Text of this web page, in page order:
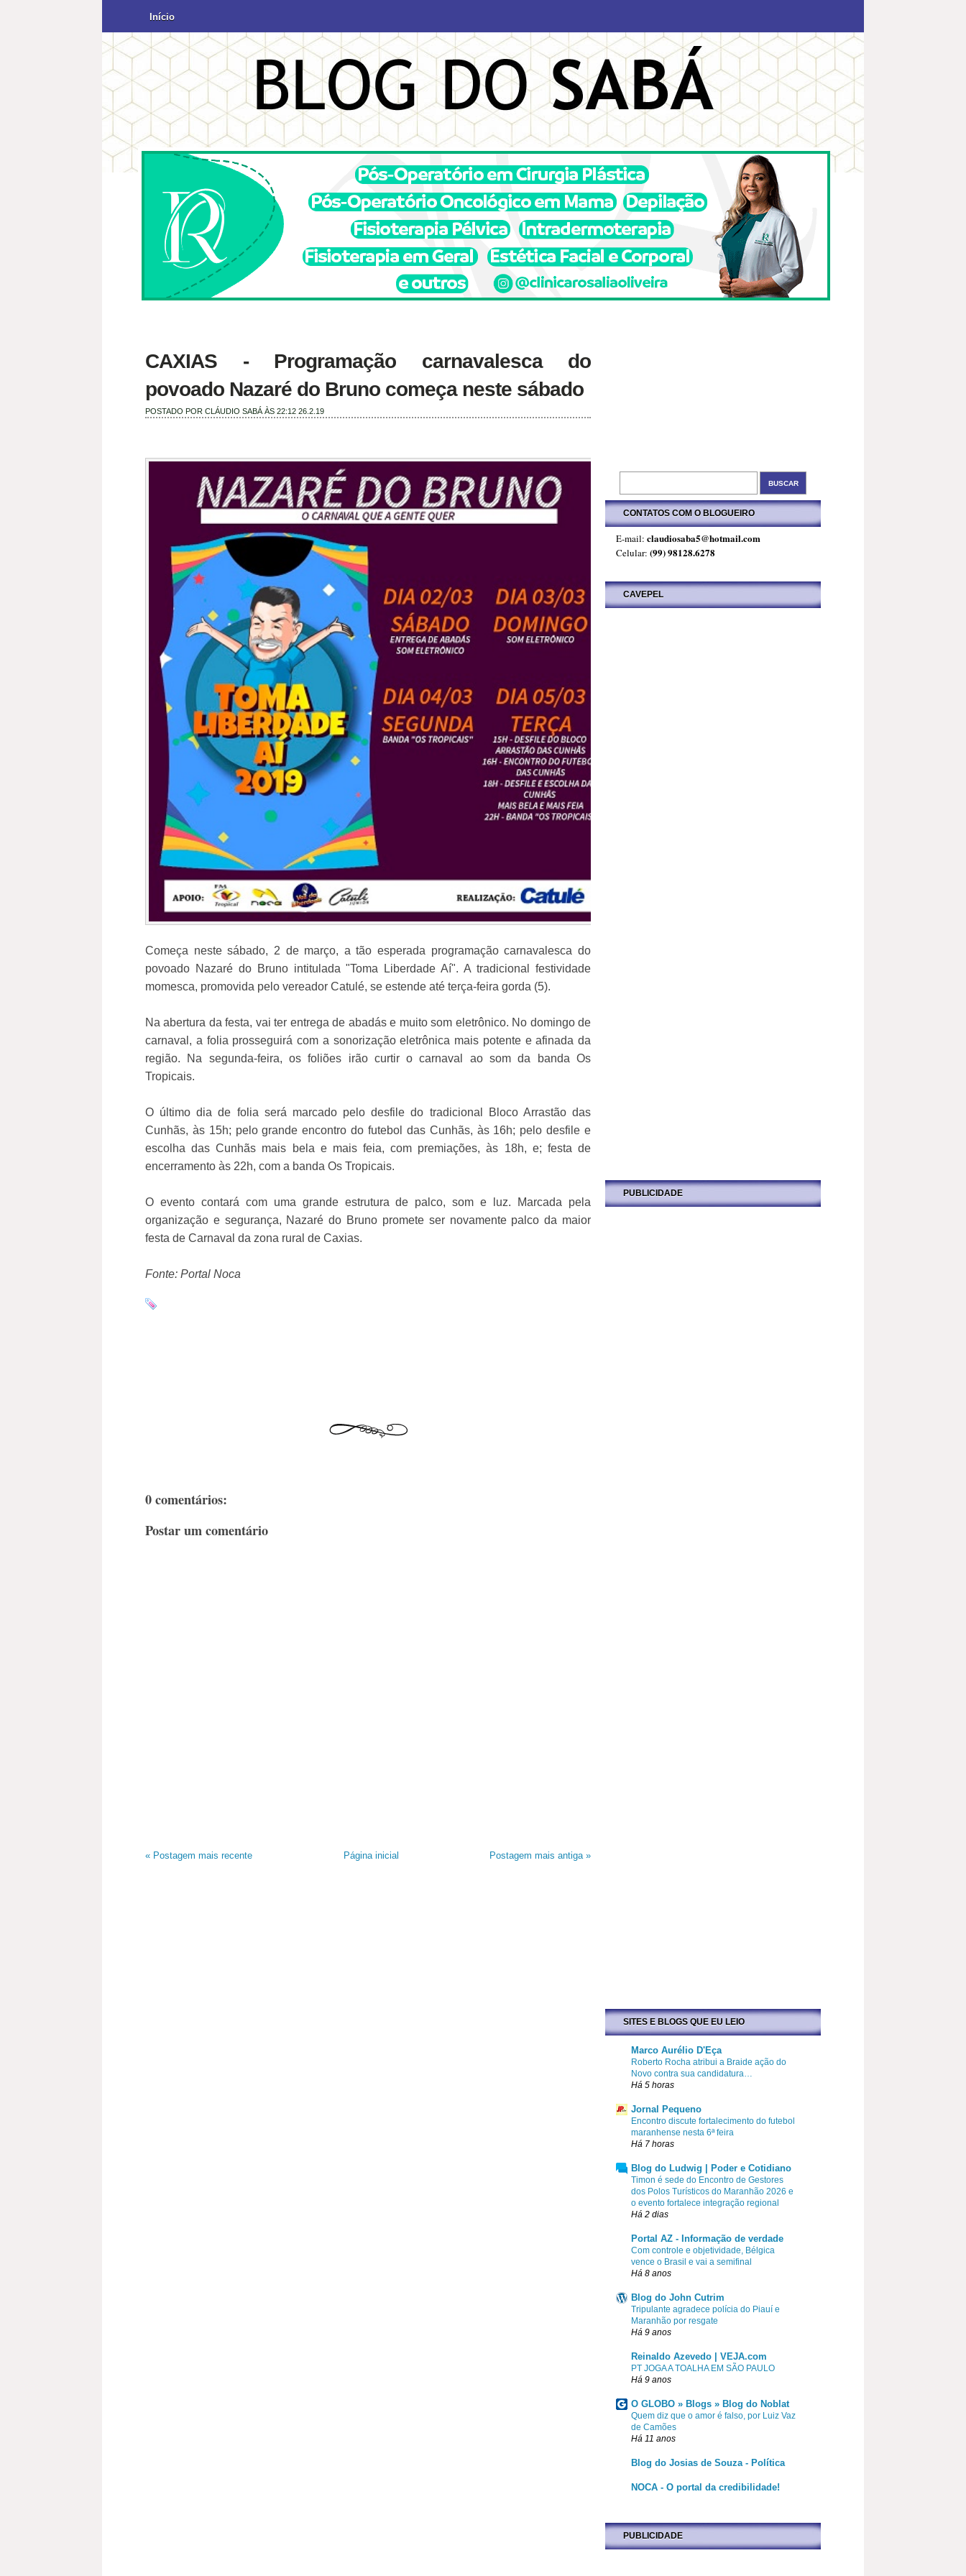
Início
CAXIAS - Programação carnavalesca do
povoado Nazaré do Bruno começa neste sábado
POSTADO POR CLÁUDIO SABÁ ÀS 22:12 26.2.19
Começa neste sábado, 2 de março, a tão esperada programação carnavalesca do
povoado Nazaré do Bruno intitulada "Toma Liberdade Aí". A tradicional festividade
momesca, promovida pelo vereador Catulé, se estende até terça-feira gorda (5).
Na abertura da festa, vai ter entrega de abadás e muito som eletrônico. No domingo de
carnaval, a folia prosseguirá com a sonorização eletrônica mais potente e afinada da
região. Na segunda-feira, os foliões irão curtir o carnaval ao som da banda Os
Tropicais.
O último dia de folia será marcado pelo desfile do tradicional Bloco Arrastão das
Cunhãs, às 15h; pelo grande encontro do futebol das Cunhãs, às 16h; pelo desfile e
escolha das Cunhãs mais bela e mais feia, com premiações, às 18h, e; festa de
encerramento às 22h, com a banda Os Tropicais.
O evento contará com uma grande estrutura de palco, som e luz. Marcada pela
organização e segurança, Nazaré do Bruno promete ser novamente palco da maior
festa de Carnaval da zona rural de Caxias.
Fonte: Portal Noca
0 comentários:
Postar um comentário
« Postagem mais recente Postagem mais antiga »
Página inicial
CONTATOS COM O BLOGUEIRO
E-mail: claudiosaba5@hotmail.com
Celular: (99) 98128.6278
CAVEPEL
PUBLICIDADE
SITES E BLOGS QUE EU LEIO
Marco Aurélio D'Eça
Roberto Rocha atribui a Braide ação do
Novo contra sua candidatura…
Há 5 horas
Jornal Pequeno
Encontro discute fortalecimento do futebol
maranhense nesta 6ª feira
Há 7 horas
Blog do Ludwig | Poder e Cotidiano
Timon é sede do Encontro de Gestores
dos Polos Turísticos do Maranhão 2026 e
o evento fortalece integração regional
Há 2 dias
Portal AZ - Informação de verdade
Com controle e objetividade, Bélgica
vence o Brasil e vai a semifinal
Há 8 anos
Blog do John Cutrim
Tripulante agradece polícia do Piauí e
Maranhão por resgate
Há 9 anos
Reinaldo Azevedo | VEJA.com
PT JOGA A TOALHA EM SÃO PAULO
Há 9 anos
O GLOBO » Blogs » Blog do Noblat
Quem diz que o amor é falso, por Luiz Vaz
de Camões
Há 11 anos
Blog do Josias de Souza - Política
NOCA - O portal da credibilidade!
PUBLICIDADE